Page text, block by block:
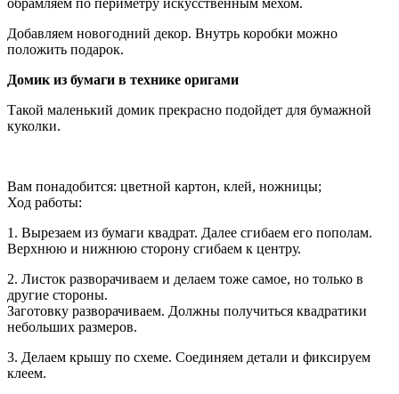
Добавляем новогодний декор. Внутрь коробки можно
положить подарок.
Домик из бумаги в технике оригами
Такой маленький домик прекрасно подойдет для бумажной
куколки.
Вам понадобится: цветной картон, клей, ножницы;
Ход работы:
1. Вырезаем из бумаги квадрат. Далее сгибаем его пополам.
Верхнюю и нижнюю сторону сгибаем к центру.
2. Листок разворачиваем и делаем тоже самое, но только в
другие стороны.
Заготовку разворачиваем. Должны получиться квадратики
небольших размеров.
3. Делаем крышу по схеме. Соединяем детали и фиксируем
клеем.